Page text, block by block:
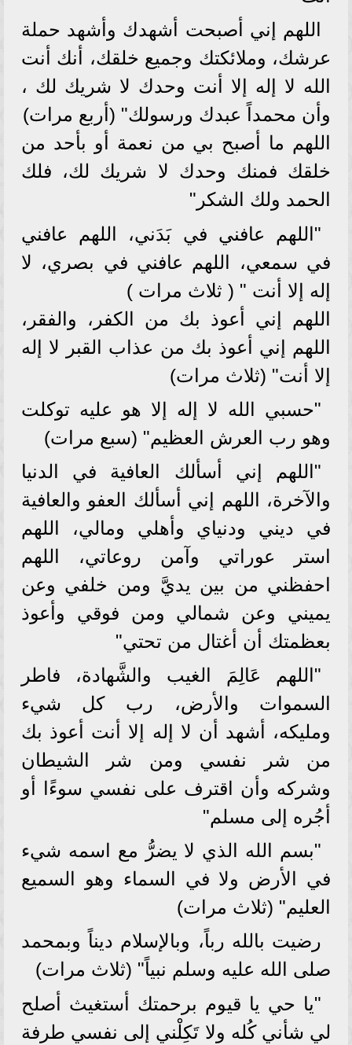
اللهم إني أصبحت أشهدك وأشهد حملة
عرشك، وملائكتك وجميع خلقك، أنك أنت
الله لا إله إلا أنت وحدك لا شريك لك ،
وأن محمداً عبدك ورسولك" (أربع مرات)
اللهم ما أصبح بي من نعمة أو بأحد من
خلقك فمنك وحدك لا شريك لك، فلك
الحمد ولك الشكر"
"اللهم عافني في بَدَني، اللهم عافني
في سمعي، اللهم عافني في بصري، لا
إله إلا أنت " ( ثلاث مرات )
اللهم إني أعوذ بك من الكفر، والفقر،
اللهم إني أعوذ بك من عذاب القبر لا إله
إلا أنت" (ثلاث مرات)
"حسبي الله لا إله إلا هو عليه توكلت
وهو رب العرش العظيم" (سبع مرات)
"اللهم إني أسألك العافية في الدنيا
والآخرة، اللهم إني أسألك العفو والعافية
في ديني ودنياي وأهلي ومالي، اللهم
استر عوراتي وآمن روعاتي، اللهم
احفظني من بين يديَّ ومن خلفي وعن
يميني وعن شمالي ومن فوقي وأعوذ
بعظمتك أن أغتال من تحتي"
"اللهم عَالِمَ الغيب والشَّهادة، فاطر
السموات والأرض، رب كل شيء
ومليكه، أشهد أن لا إله إلا أنت أعوذ بك
من شر نفسي ومن شر الشيطان
وشركه وأن اقترف على نفسي سوءًا أو
أجُره إلى مسلم"
"بسم الله الذي لا يضرُّ مع اسمه شيء
في الأرض ولا في السماء وهو السميع
العليم" (ثلاث مرات)
رضيت بالله رباً، وبالإسلام ديناً وبمحمد
صلى الله عليه وسلم نبياً" (ثلاث مرات)
"يا حي يا قيوم برحمتك أستغيث أصلح
لي شأني كُله ولا تَكِلْني إلى نفسي طرفة